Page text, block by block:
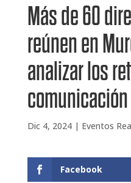
Más de 60
reúnen en
analizar los
Dic 4, 2024| Eventos
Facebook